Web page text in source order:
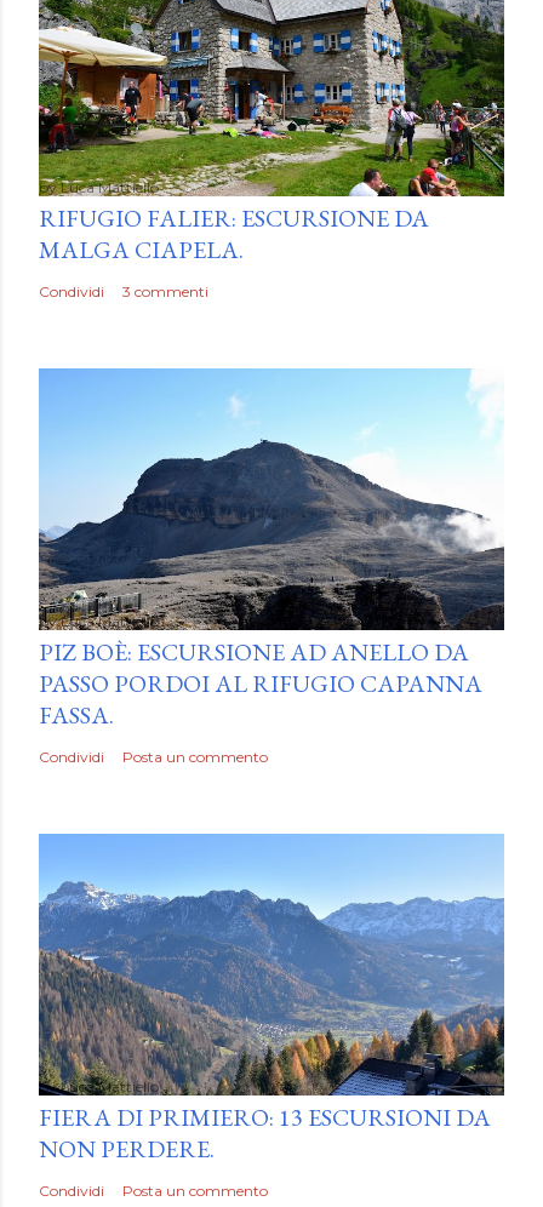
byLuca Mattiello
RIFUGIO FALIER: ESCURSIONE DA
MALGA CIAPELA.
Condividi 3 commenti
byLuca Mattiello
PIZ BOÈ: ESCURSIONE AD ANELLO DA
PASSO PORDOI AL RIFUGIO CAPANNA
FASSA.
Condividi Posta un commento
byLuca Mattiello
FIERA DI PRIMIERO: 13 ESCURSIONI DA
NON PERDERE.
Condividi Posta un commento